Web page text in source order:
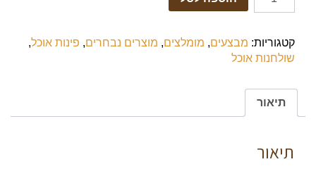
קטגוריות: מבצעים, מומלצים, מוצרים נבחרים, פינות אוכל,
שולחנות אוכל
תיאור
תיאור